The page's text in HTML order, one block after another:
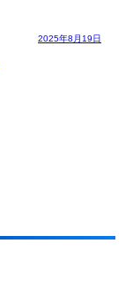
2025年8月19日